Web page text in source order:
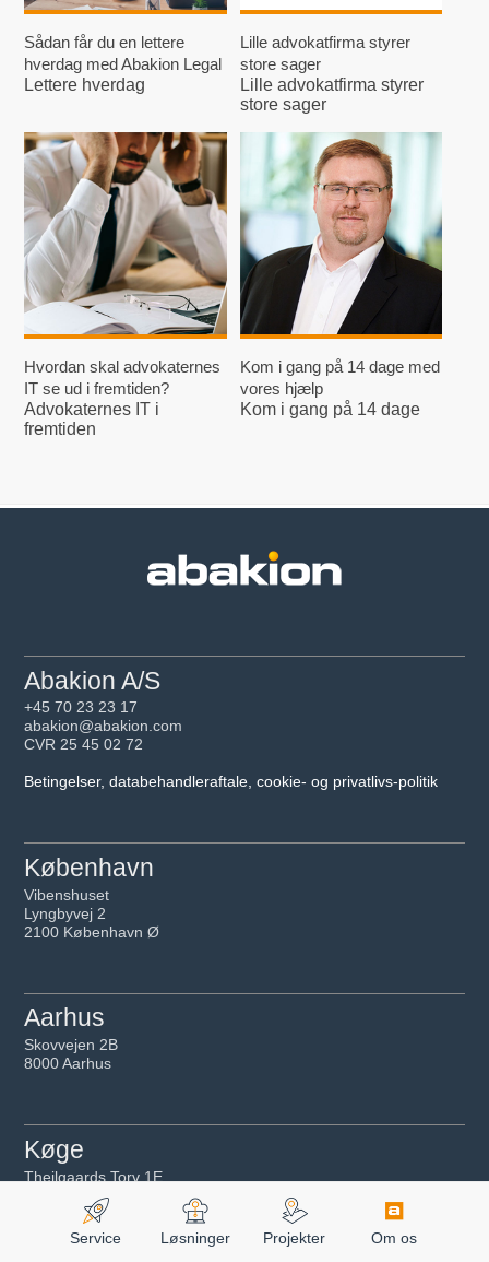
Service Løsninger Projekter Om os
Sådan får du en lettere
hverdag med Abakion Legal
Lettere hverdag
Lille advokatfirma styrer
store sager
Lille advokatfirma styrer
store sager
Hvordan skal advokaternes
IT se ud i fremtiden?
Advokaternes IT i
fremtiden
Kom i gang på 14 dage med
vores hjælp
Kom i gang på 14 dage
Abakion A/S
+45 70 23 23 17
abakion@abakion.com
CVR 25 45 02 72
Betingelser, databehandleraftale, cookie- og privatlivs-politik
København
Vibenshuset
Lyngbyvej 2
2100 København Ø
Aarhus
Skovvejen 2B
8000 Aarhus
Køge
Theilgaards Torv 1E
4600 Køge